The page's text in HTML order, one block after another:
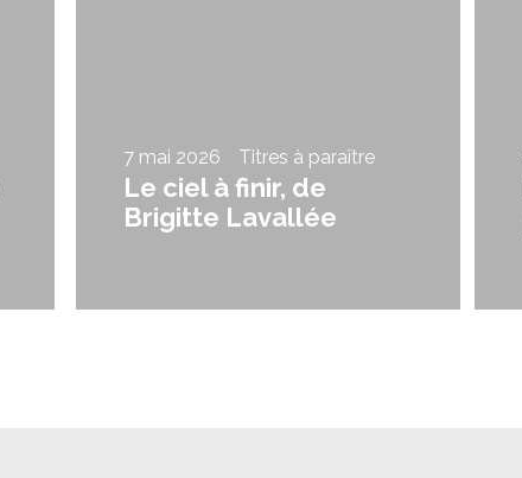
7 mai 2026 Titres à paraître
Le ciel à finir, de
Brigitte Lavallée